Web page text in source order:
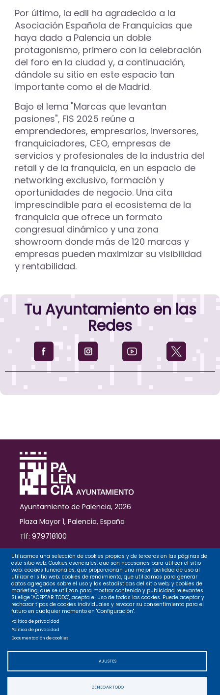
Por último, la edil ha agradecido a la
Asociación Española de Franquicias que
haya dado a Palencia un doble
protagonismo, primero con la celebración
del foro en la ciudad y, a continuación,
dándole su sitio en este espacio tan
importante como el de Madrid.
Bajo el lema "Marcas que levantan
pasiones", FIS 2025 reúne a
emprendedores, empresarios, inversores,
franquiciadores, CEO, empresas de
servicios y profesionales de la industria del
retail y de la franquicia, en un espacio de
networking exclusivo, formación y
oportunidades de negocio. Una cita
imprescindible para el ecosistema de la
franquicia que ofrece un formato
congresual dinámico y una zona
showroom donde más de 120 marcas y
empresas pueden maximizar su visibilidad
y rentabilidad.
Tu Ayuntamiento en las
Redes
Ayuntamiento de Palencia, 2026
Plaza Mayor 1, Palencia, España
Tlf: 979718100
Contacto
Legal
Privacidad
Accesibilidad
Utilizamos una selección de cookies propias y de terceros en las páginas de
este sitio web: Cookies esenciales, que son necesarias para utilizar el sitio
web; cookies funcionales, que proporcionan una mejor facilidad de uso al
utilizar el sitio web; cookies de rendimiento, que utilizamos para generar
datos agregados sobre el uso y las estadísticas del sitio web; y cookies de
marketing, que se utilizan para mostrar contenido y publicidad relevantes.
Si elige "ACEPTAR TODO", acepta el uso de todas las cookies. Puede aceptar y
rechazar tipos de cookies individuales y revocar su consentimiento para el
futuro en cualquier momento en "Configuración".
Política de privacidad
Política de privacidad
Documentación de cookies
AJUSTES
DENEGAR TODO